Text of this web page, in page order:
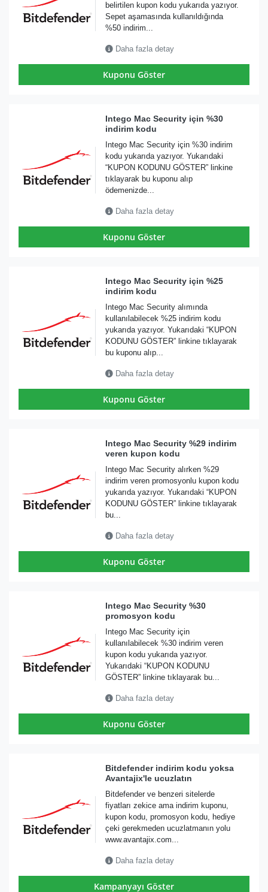
belirtilen kupon kodu yukarıda yazıyor.
Sepet aşamasında kullanıldığında
%50 indirim...
Daha fazla detay
Kuponu Göster
Intego Mac Security için %30
indirim kodu
Intego Mac Security için %30 indirim
kodu yukarıda yazıyor. Yukarıdaki
“KUPON KODUNU GÖSTER” linkine
tıklayarak bu kuponu alıp
ödemenizde...
Daha fazla detay
Kuponu Göster
Intego Mac Security için %25
indirim kodu
Intego Mac Security alımında
kullanılabilecek %25 indirim kodu
yukarıda yazıyor. Yukarıdaki “KUPON
KODUNU GÖSTER” linkine tıklayarak
bu kuponu alıp...
Daha fazla detay
Kuponu Göster
Intego Mac Security %29 indirim
veren kupon kodu
Intego Mac Security alırken %29
indirim veren promosyonlu kupon kodu
yukarıda yazıyor. Yukarıdaki “KUPON
KODUNU GÖSTER” linkine tıklayarak
bu...
Daha fazla detay
Kuponu Göster
Intego Mac Security %30
promosyon kodu
Intego Mac Security için
kullanılabilecek %30 indirim veren
kupon kodu yukarıda yazıyor.
Yukarıdaki “KUPON KODUNU
GÖSTER” linkine tıklayarak bu...
Daha fazla detay
Kuponu Göster
Bitdefender indirim kodu yoksa
Avantajix'le ucuzlatın
Bitdefender ve benzeri sitelerde
fiyatları zekice ama indirim kuponu,
kupon kodu, promosyon kodu, hediye
çeki gerekmeden ucuzlatmanın yolu
www.avantajix.com...
Daha fazla detay
Kampanyayı Göster